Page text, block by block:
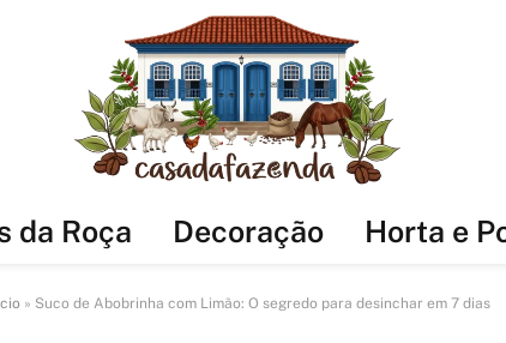
da Roça Decoração Horta e
» Suco de Abobrinha com Limão: O segredo para desinchar em 7 dias